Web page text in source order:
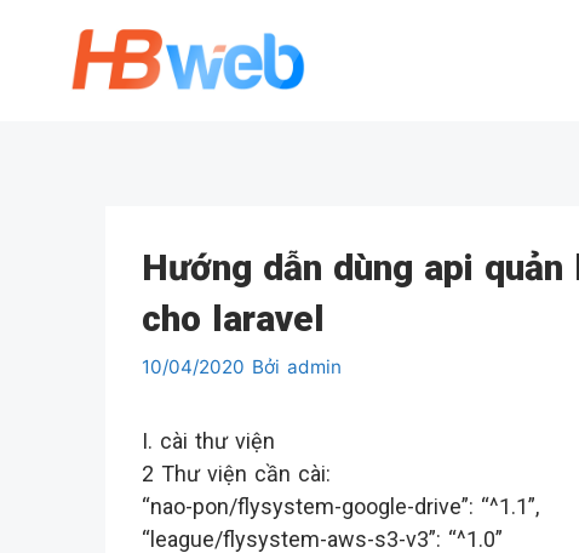
Hướng dẫn dùng api
cho laravel
10/04/2020 Bởi admin
I. cài thư viện
2 Thư viện cần cài:
“nao-pon/flysystem-google-drive”: “^1.1”,
“league/flysystem-aws-s3-v3”: “^1.0”